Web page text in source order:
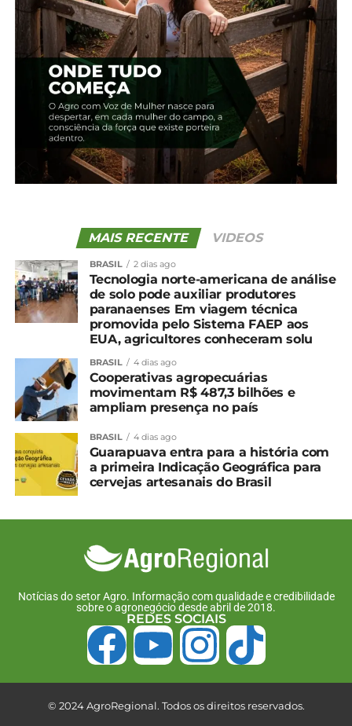
momento. Eles foram aqueles que mais apoiaram
para que eu participasse da comissão, pois sabem
que o nosso intuito é o fortalecimento do agro”,
revela a produtora.
Dentre as missões no cargo de presidente interina
está o desafio de criar comissões em todos os
Estados. “Praticamente concluímos isso. Faltam
apenas alguns Estados formalizarem, mas já estão
a caminho”, conta Simone, que destaca a intensa
*Sistema FAEP/SENAR-PR
Compartilhe isso:
Facebook 18+
Comissão Estadual de
Mulheres da FAEP coloca
a família no centro das
Encontro em Cascavel
reúne mais de 1,5 mil
Coordenadora da CEMF,
Lisiane Rocha Czech é
premiada em congresso
25 de outubro, 2024
TÓPICOS RELACIONADOS: MULHER RURAL
MAIS RECENTE VIDEOS
BRASIL 2 dias ago
Tecnologia norte-americana de análise
de solo pode auxiliar produtores
paranaenses Em viagem técnica
promovida pelo Sistema FAEP aos
EUA, agricultores conheceram solu
BRASIL 4 dias ago
Cooperativas agropecuárias
movimentam R$ 487,3 bilhões e
ampliam presença no país
BRASIL 4 dias ago
Guarapuava entra para a história com
a primeira Indicação Geográfica para
cervejas artesanais do Brasil
Notícias do setor Agro. Informação com qualidade e credibilidade
sobre o agronegócio desde abril de 2018.
REDES SOCIAIS
© 2024 AgroRegional. Todos os direitos reservados.